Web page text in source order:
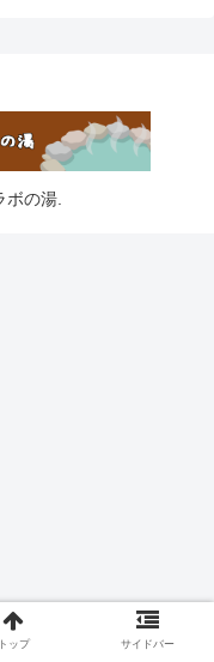
ボの湯.
トップ サイドバー